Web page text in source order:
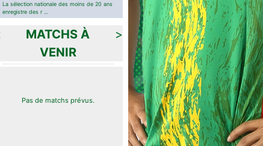
La sélection nationale des moins de 20 ans
enregistre des r ...
MATCHS À
VENIR
>
Pas de matchs prévus.